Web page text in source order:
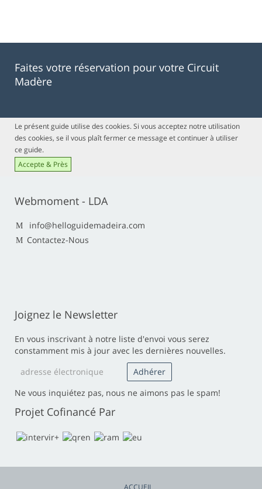
Faites votre réservation pour votre Circuit
Madère
Le présent guide utilise des cookies. Si vous acceptez notre utilisation
des cookies, se il vous plaît fermer ce message et continuer à utiliser
ce guide.
Accepte & Près
Webmoment - LDA
info@helloguidemadeira.com
Contactez-Nous
Joignez le Newsletter
En vous inscrivant à notre liste d'envoi vous serez
constamment mis à jour avec les dernières nouvelles.
Ne vous inquiétez pas, nous ne aimons pas le spam!
Projet Cofinancé Par
ACCUEIL